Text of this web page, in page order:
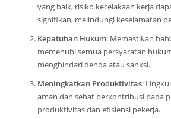
yang baik, risiko kecelakaan kerja
signifikan, melindungi keselamatan
Kepatuhan Hukum: Memastikan
memenuhi semua persyaratan
menghindari denda atau sanksi.
Meningkatkan Produktivitas:
aman dan sehat berkontribusi pada
produktivitas dan efisiensi pekerja.